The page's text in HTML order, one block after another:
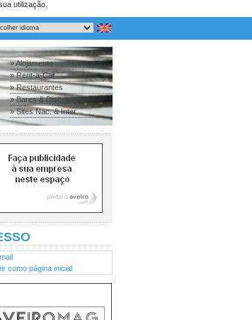
utilização.
» Alojamento
» Rent-a-Car
» Restaurantes
» Bares & Discotecas
» Sites Nac. & Inter.
como página inicial